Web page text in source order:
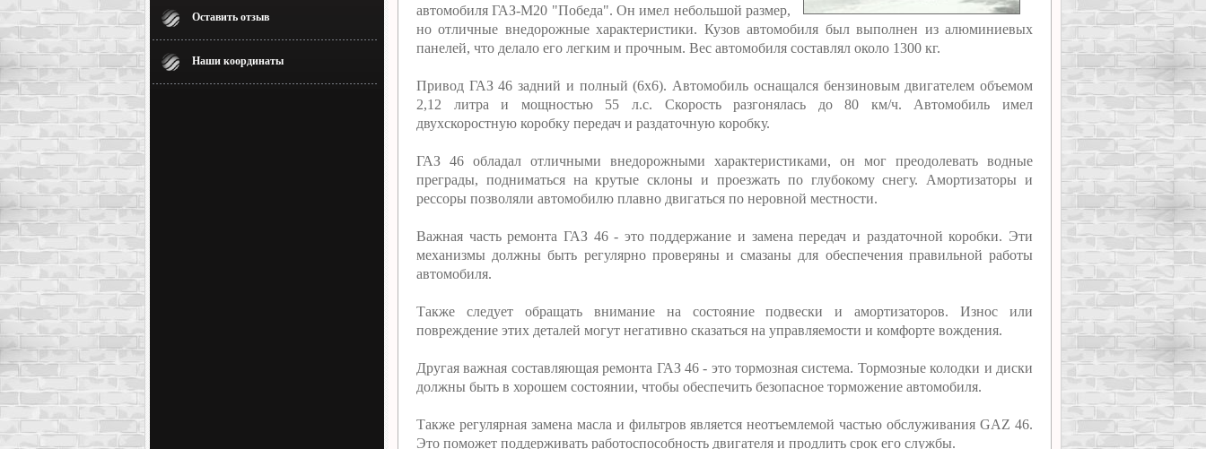
Оставить отзыв
Наши координаты
автомобиля ГАЗ-М20 "Победа". Он имел небольшой размер,
но отличные внедорожные характеристики. Кузов автомобиля был выполнен из алюминиевых
панелей, что делало его легким и прочным. Вес автомобиля составлял около 1300 кг.
Привод ГАЗ 46 задний и полный (6x6). Автомобиль оснащался бензиновым двигателем объемом
2,12 литра и мощностью 55 л.с. Скорость разгонялась до 80 км/ч. Автомобиль имел
двухскоростную коробку передач и раздаточную коробку.
ГАЗ 46 обладал отличными внедорожными характеристиками, он мог преодолевать водные
преграды, подниматься на крутые склоны и проезжать по глубокому снегу. Амортизаторы и
рессоры позволяли автомобилю плавно двигаться по неровной местности.
Важная часть ремонта ГАЗ 46 - это поддержание и замена передач и раздаточной коробки. Эти
механизмы должны быть регулярно проверяны и смазаны для обеспечения правильной работы
автомобиля.
Также следует обращать внимание на состояние подвески и амортизаторов. Износ или
повреждение этих деталей могут негативно сказаться на управляемости и комфорте вождения.
Другая важная составляющая ремонта ГАЗ 46 - это тормозная система. Тормозные колодки и диски
должны быть в хорошем состоянии, чтобы обеспечить безопасное торможение автомобиля.
Также регулярная замена масла и фильтров является неотъемлемой частью обслуживания GAZ 46.
Это поможет поддерживать работоспособность двигателя и продлить срок его службы.